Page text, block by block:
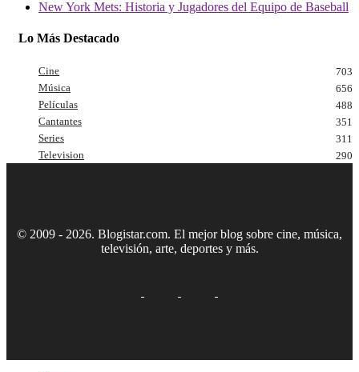
New York Mets: Historia y Jugadores del Equipo de Baseball
Lo Más Destacado
Cine
703
Música
656
Películas
488
Cantantes
351
Series
311
Television
290
© 2009 - 2026. Blogistar.com. El mejor blog sobre cine, música,
televisión, arte, deportes y más.